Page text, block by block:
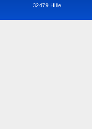
32479 Hille